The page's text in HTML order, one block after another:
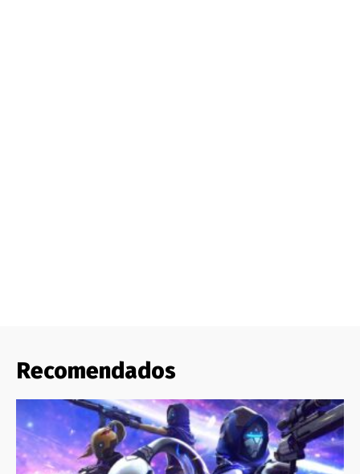
Recomendados